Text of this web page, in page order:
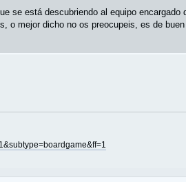
se está descubriendo al equipo encargado
o mejor dicho no os preocupeis, es de